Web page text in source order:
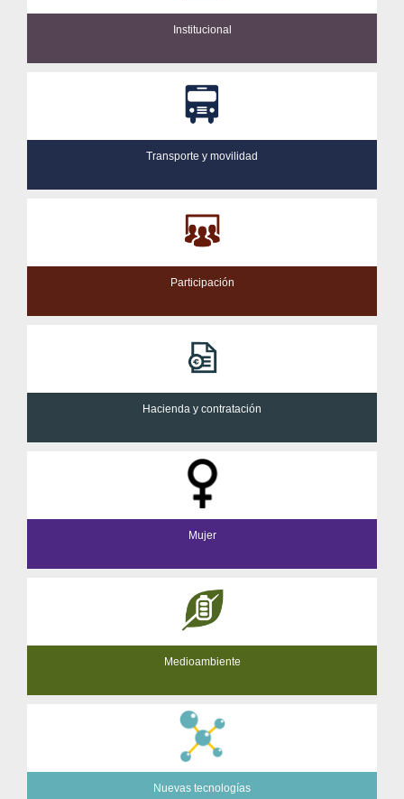
Institucional
Transporte y movilidad
Participación
Hacienda y contratación
Mujer
Medioambiente
Nuevas tecnologías